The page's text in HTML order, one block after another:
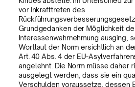
vor Inkrafttreten des
Grundgedanken der Möglichkeit
Interessenwahrnehmung ausging,
Wortlaut der Norm ersichtlich an
Art. 40 Abs. 4 der EU-
angelehnt. Die Norm müsse daher
ausgelegt werden, dass sie ein
Verschulden voraussetze, dessen